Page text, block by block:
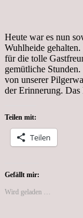
Heute war es nun
Wuhlheide
für die tolle
gemütliche
von unserer
der Erinnerung.
Teilen mit:
Teilen
Gefällt mir:
Wird geladen …